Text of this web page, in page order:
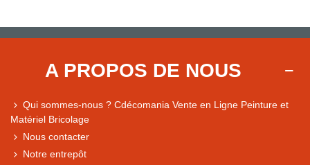
A PROPOS DE NOUS
Qui sommes-nous ? Cdécomania Vente en Ligne Peinture et
Matériel Bricolage
Nous contacter
Notre entrepôt